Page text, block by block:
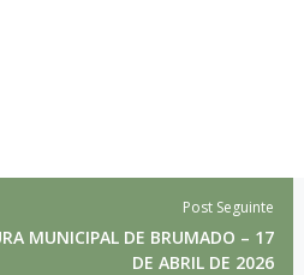
Post Seguinte
MUNICIPAL DE BRUMADO – 17
DE ABRIL DE 2026